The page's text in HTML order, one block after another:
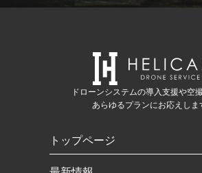
ドローンシステムの導入支援や空
あらゆるプランにお応えしま
トップページ